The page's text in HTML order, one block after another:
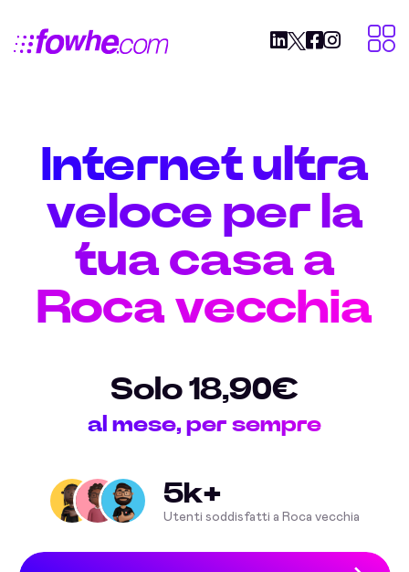
Internet ultra
veloce per la
tua casa a
Roca vecchia
Solo 18,90€
al mese, per sempre
5k+
Utenti soddisfatti a Roca vecchia